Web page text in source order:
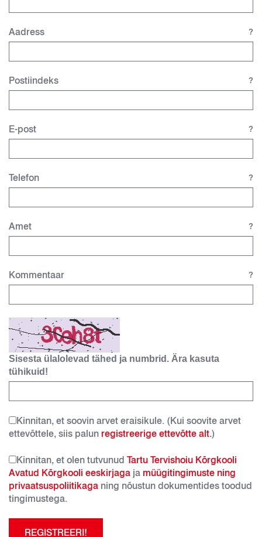
Aadress ?
Postiindeks ?
E-post ?
Telefon ?
Amet ?
Kommentaar ?
Sisesta ülalolevad tähed ja numbrid. Ära kasuta
tühikuid!
Kinnitan, et soovin arvet eraisikule. (Kui soovite arvet
ettevõttele, siis palun registreerige ettevõtte alt.)
Kinnitan, et olen tutvunud Tartu Tervishoiu Kõrgkooli
Avatud Kõrgkooli eeskirjaga ja müügitingimuste ning
privaatsuspoliitikaga ning nõustun dokumentides toodud
tingimustega.